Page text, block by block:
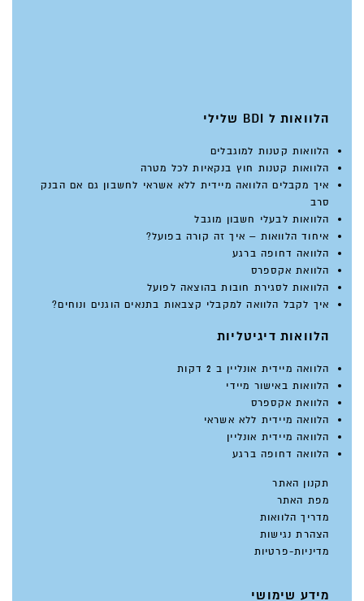
הלוואות ל BDI שלילי
הלוואות קטנות למוגבלים
הלוואות קטנות חוץ בנקאיות לכל מטרה
איך מקבלים הלוואה מיידית ללא אשראי לחשבון גם אם הבנק
סרב
הלוואות לבעלי חשבון מוגבל
איחוד הלוואות – איך זה קורה בפועל?
הלוואה דחופה ברגע
הלוואת אקספרס
הלוואות לסגירת חובות בהוצאה לפועל
איך לקבל הלוואה למקבלי קצבאות בתנאים הוגנים ונוחים?
הלוואות דיגיטליות
הלוואה מיידית אונליין ב 2 דקות
הלוואות באישור מיידי
הלוואת אקספרס
הלוואה מיידית ללא אשראי
הלוואה מיידית אונליין
הלוואה דחופה ברגע
תקנון האתר
מפת האתר
מדריך הלוואות
הצהרת נגישות
מדיניות-פרטיות
מידע שימושי